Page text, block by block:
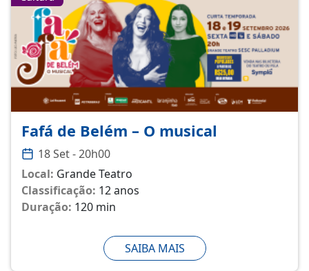
Fafá de Belém – O musical
18 Set - 20h00
Local: Grande Teatro
Classificação: 12 anos
Duração: 120 min
SAIBA MAIS